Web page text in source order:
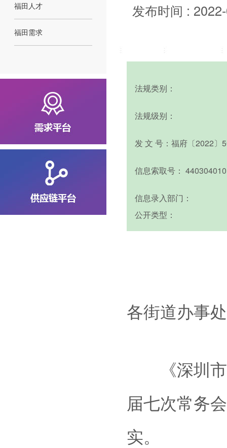
福田人才
福田需求
发布时间 :
法规类别：
法规级别：
发 文 号：福府〔2022〕
信息索取号：
信息录入部门：
公开类型：
各街道办事
《深圳市
届七次常务
实。